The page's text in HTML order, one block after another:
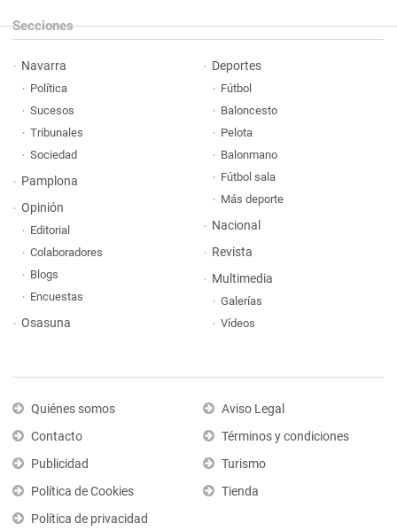
Secciones
Navarra
Política
Sucesos
Tribunales
Sociedad
Pamplona
Opinión
Editorial
Colaboradores
Blogs
Encuestas
Osasuna
Deportes
Fútbol
Baloncesto
Pelota
Balonmano
Fútbol sala
Más deporte
Nacional
Revista
Multimedia
Galerías
Vídeos
Quiénes somos
Contacto
Publicidad
Política de Cookies
Política de privacidad
Aviso Legal
Términos y condiciones
Turismo
Tienda